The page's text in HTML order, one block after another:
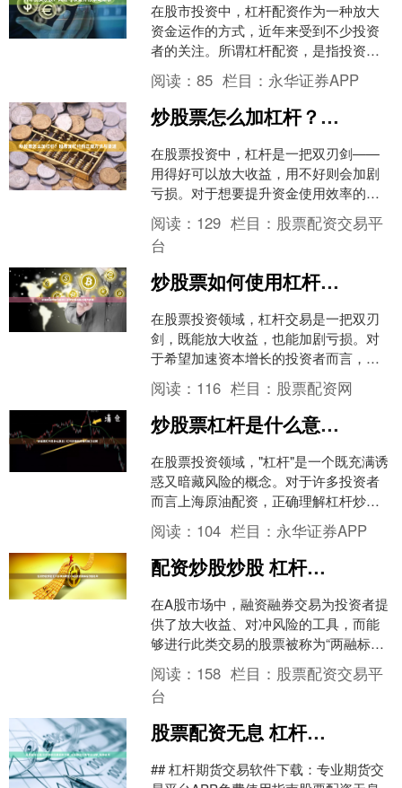
在股市投资中，杠杆配资作为一种放大
资金运作的方式，近年来受到不少投资
者的关注。所谓杠杆配资，是指投资者
通过向配资公司借款，以自有资金作为
保证金，获得数倍于本金的....
阅读：85 栏目： 永华证券APP
炒股票怎么加杠杆？股票加杠杆的正规方法与渠道
在股票投资中，杠杆是一把双刃剑——
用得好可以放大收益，用不好则会加剧
亏损。对于想要提升资金使用效率的投
资者来说，了解正规的加杠杆方法与渠
道至关重要。本文将为您详....
阅读： 129 栏目： 股票配资交易平
台
炒股票如何使用杠杆？杠杆炒股风险与技巧详解
在股票投资领域，杠杆交易是一把双刃
剑，既能放大收益，也能加剧亏损。对
于希望加速资本增长的投资者而言，了
解如何合理使用杠杆、控制风险至关重
要。本文将详细解析杠杆炒....
阅读： 116 栏目： 股票配资网
炒股票杠杆是什么意思？杠杆炒股的风险与技巧详解
在股票投资领域，"杠杆"是一个既充满诱
惑又暗藏风险的概念。对于许多投资者
而言上海原油配资，正确理解杠杆炒股
的运作机制、潜在风险和应用技巧，是
迈向成熟投资的重要一....
阅读： 104 栏目： 永华证券APP
配资炒股炒股 杠杆股票有哪些？A股融资融券标的股名单
在A股市场中，融资融券交易为投资者提
供了放大收益、对冲风险的工具，而能
够进行此类交易的股票被称为“两融标的
股”。这份不断更新的名单，不仅是市场
风向标，更是投资者....
阅读： 158 栏目： 股票配资交易平
台
股票配资无息 杠杆期货交易软件下载_专业期货交易平台APP_免费使用
## 杠杆期货交易软件下载：专业期货交